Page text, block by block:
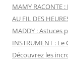
MAMY RACONTE
AU FIL DES
MADDY : Astuces
INSTRUMENT :
Découvrez les